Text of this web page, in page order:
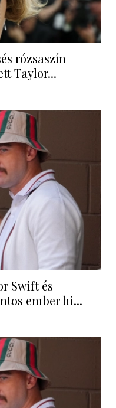
rózsaszín
Taylor...
Swift és
ember hi...